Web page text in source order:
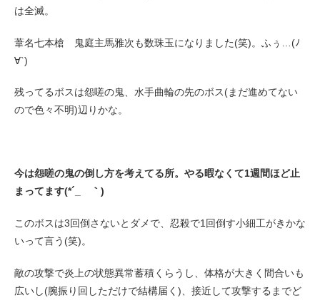
は全滅。
葦名七本槍 鬼庭主馬雅次も数珠玉になりました(笑)。ふぅ…(ﾉ
∀`)
残ってるボスは怨嗟の鬼、水手曲輪の先のボス(まだ進めてない
ので色々不明)辺りかな。
今は怨嗟の鬼の倒し方を考えてる所。やる暇なくて1週間ほど止
まってます(*´_ゝ｀)
このボスは3回倒さないとダメで、忍殺で1回倒す小細工がきかな
いって言う(笑)。
敵の攻撃で炎上の状態異常蓄積くらうし、体格が大きく間合いも
広いし(腕振り回しただけで結構届く)、接近して攻撃するまでど